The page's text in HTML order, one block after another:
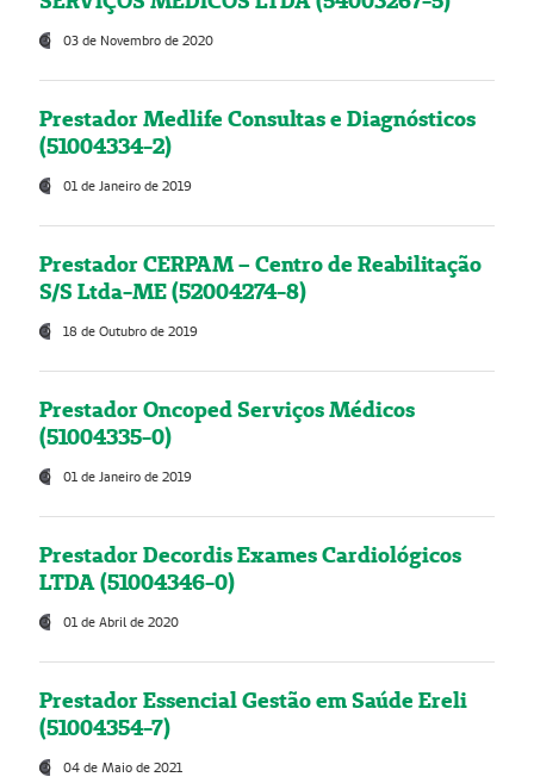
03 de Novembro de 2020
Prestador Medlife Consultas e Diagnósticos
(51004334-2)
01 de Janeiro de 2019
Prestador CERPAM – Centro de Reabilitação
S/S Ltda-ME (52004274-8)
18 de Outubro de 2019
Prestador Oncoped Serviços Médicos
(51004335-0)
01 de Janeiro de 2019
Prestador Decordis Exames Cardiológicos
LTDA (51004346-0)
01 de Abril de 2020
Prestador Essencial Gestão em Saúde Ereli
(51004354-7)
04 de Maio de 2021